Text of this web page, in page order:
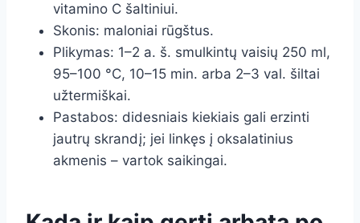
vitamino C šaltiniui.
Skonis: maloniai rūgštus.
Plikymas: 1–2 a. š. smulkintų vaisių 250 ml,
95–100 °C, 10–15 min. arba 2–3 val. šiltai
užtermiškai.
Pastabos: didesniais kiekiais gali erzinti
jautrų skrandį; jei linkęs į oksalatinius
akmenis – vartok saikingai.